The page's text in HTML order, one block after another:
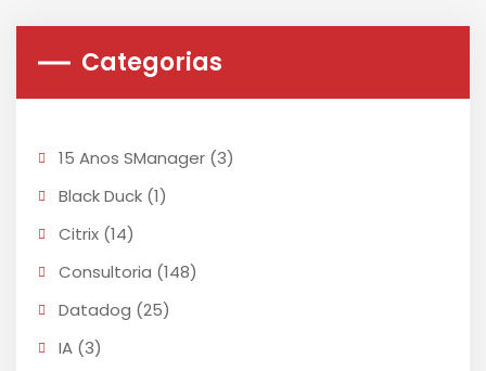
Categorias
15 Anos SManager (3)
Black Duck (1)
Citrix (14)
Consultoria (148)
Datadog (25)
IA (3)